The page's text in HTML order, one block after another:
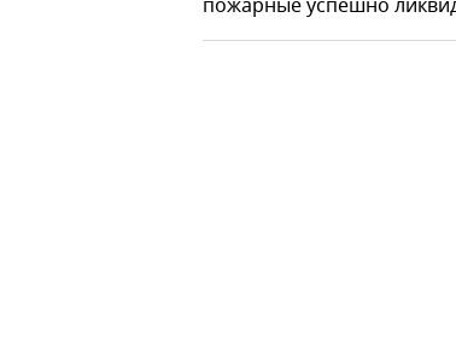
пожарные успешно